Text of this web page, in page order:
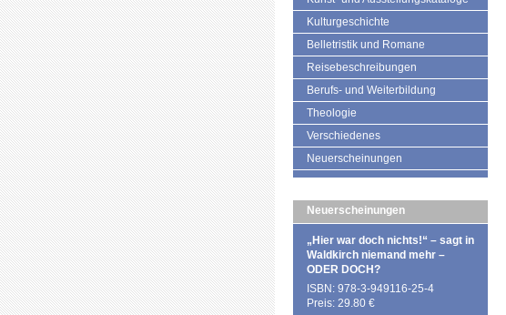
Kulturgeschichte
Belletristik und Romane
Reisebeschreibungen
Berufs- und Weiterbildung
Theologie
Verschiedenes
Neuerscheinungen
Neuerscheinungen
„Hier war doch nichts!“ – sagt in
Waldkirch niemand mehr –
ODER DOCH?
ISBN: 978-3-949116-25-4
Preis: 29.80 €